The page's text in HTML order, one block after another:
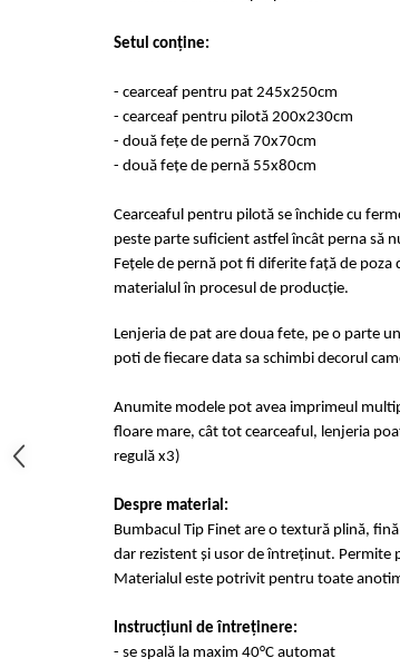
Cearceaf normal 6 piese
Cearceaf cu elastic
Cearceaf normal
Lenjerii Pufoase Fluffy/ Rabbit
Bumbac 100% Poplin Hobby
Bumbac 100%
Lenjerii Jacquard
Lenjerii Creponate
Lenjerii pentru PASTE
Huse De Pat Tricotate 180x200cm
Huse Impermeabile 160x200cm
Huse Impermeabile 180x200cm
Setul conține:
- cearceaf pentru pat 245x250cm
- cearceaf pentru pilotă 200x230cm
- două fețe de pernă 70x70cm
- două fețe de pernă 55x80cm
Cearceaful pentru pilotă se închide cu
peste parte suficient astfel încât perna să
Fețele de pernă pot fi diferite față de
materialul în procesul de producție.
Lenjeria de pat are doua fete, pe o parte
poti de fiecare data sa schimbi decorul
Anumite modele pot avea imprimeul
floare mare, cât tot cearceaful, lenjeria
regulă x3)
Despre material:
Bumbacul Tip Finet are o textură plină,
dar rezistent și usor de întreținut. Permite
Materialul este potrivit pentru toate
Instrucțiuni de întreținere:
- se spală la maxim 40°C automat